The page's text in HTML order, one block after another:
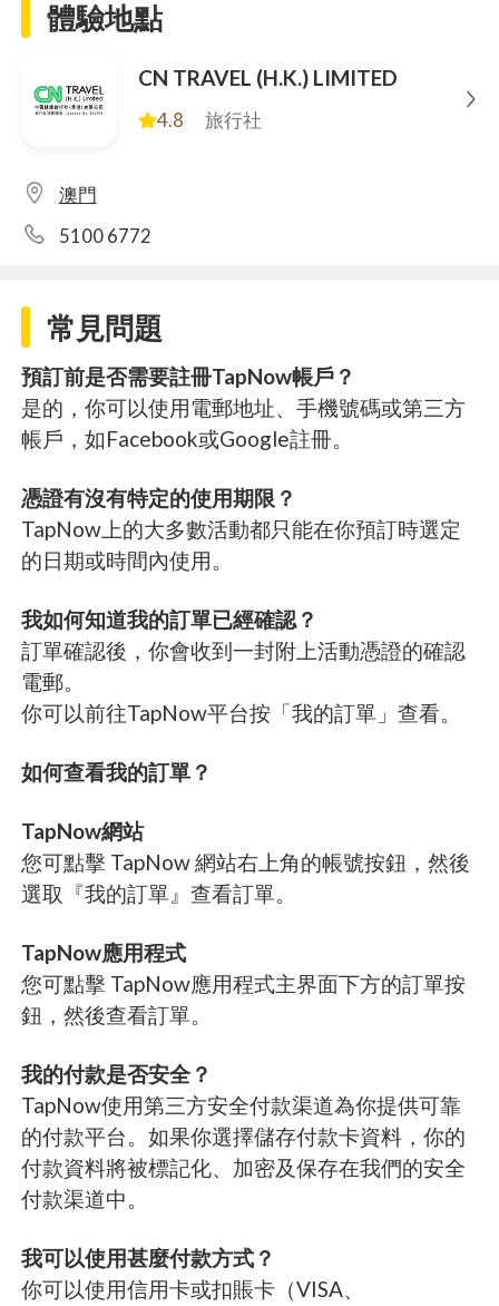
體驗地點
CN TRAVEL (H.K.) LIMITED
4.8 旅行社
澳門
5100 6772
常見問題
預訂前是否需要註冊TapNow帳戶？
是的，你可以使用電郵地址、手機號碼或第三方
帳戶，如Facebook或Google註冊。
憑證有沒有特定的使用期限？
TapNow上的大多數活動都只能在你預訂時選定
的日期或時間內使用。
我如何知道我的訂單已經確認？
訂單確認後，你會收到一封附上活動憑證的確認
電郵。
你可以前往TapNow平台按「我的訂單」查看。
如何查看我的訂單？
TapNow網站
您可點擊 TapNow 網站右上角的帳號按鈕，然後
選取『我的訂單』查看訂單。
TapNow應用程式
您可點擊 TapNow應用程式主界面下方的訂單按
鈕，然後查看訂單。
我的付款是否安全？
TapNow使用第三方安全付款渠道為你提供可靠
的付款平台。如果你選擇儲存付款卡資料，你的
付款資料將被標記化、加密及保存在我們的安全
付款渠道中。
我可以使用甚麼付款方式？
你可以使用信用卡或扣賬卡（VISA、